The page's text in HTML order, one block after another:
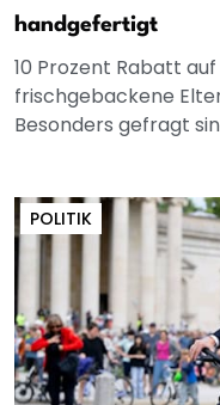
handgefertigt
10 Prozent Rabatt
frischgebackene
Besonders gefragt
POLITIK